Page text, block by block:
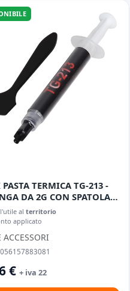
PASTA TERMICA TG-213 -
DA 2G CON SPATOLA,
EXTREME PERFORMANCE
W/MK)
al territorio
applicato
ACCESSORI
€ + iva 22